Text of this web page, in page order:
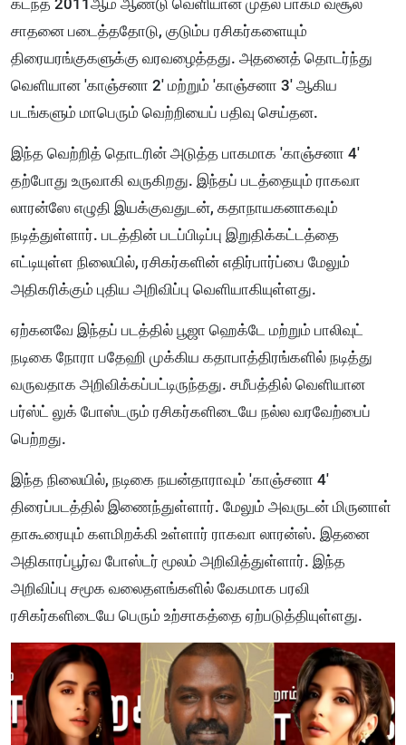
கடந்த 2011ஆம் ஆண்டு வெளியான முதல் பாகம் வசூல்
சாதனை படைத்ததோடு, குடும்ப ரசிகர்களையும்
திரையரங்குகளுக்கு வரவழைத்தது. அதனைத் தொடர்ந்து
வெளியான 'காஞ்சனா 2' மற்றும் 'காஞ்சனா 3' ஆகிய
படங்களும் மாபெரும் வெற்றியைப் பதிவு செய்தன.
இந்த வெற்றித் தொடரின் அடுத்த பாகமாக 'காஞ்சனா 4'
தற்போது உருவாகி வருகிறது. இந்தப் படத்தையும் ராகவா
லாரன்ஸே எழுதி இயக்குவதுடன், கதாநாயகனாகவும்
நடித்துள்ளார். படத்தின் படப்பிடிப்பு இறுதிக்கட்டத்தை
எட்டியுள்ள நிலையில், ரசிகர்களின் எதிர்பார்ப்பை மேலும்
அதிகரிக்கும் புதிய அறிவிப்பு வெளியாகியுள்ளது.
ஏற்கனவே இந்தப் படத்தில் பூஜா ஹெக்டே மற்றும் பாலிவுட்
நடிகை நோரா பதேஹி முக்கிய கதாபாத்திரங்களில் நடித்து
வருவதாக அறிவிக்கப்பட்டிருந்தது. சமீபத்தில் வெளியான
பர்ஸ்ட் லுக் போஸ்டரும் ரசிகர்களிடையே நல்ல வரவேற்பைப்
பெற்றது.
இந்த நிலையில், நடிகை நயன்தாராவும் 'காஞ்சனா 4'
திரைப்படத்தில் இணைந்துள்ளார். மேலும் அவருடன் மிருனாள்
தாகூரையும் களமிறக்கி உள்ளார் ராகவா லாரன்ஸ். இதனை
அதிகாரப்பூர்வ போஸ்டர் மூலம் அறிவித்துள்ளார். இந்த
அறிவிப்பு சமூக வலைதளங்களில் வேகமாக பரவி
ரசிகர்களிடையே பெரும் உற்சாகத்தை ஏற்படுத்தியுள்ளது.